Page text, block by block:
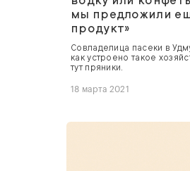
мы предложили
продукт»
Совладелица пасеки в
как устроено такое
тут пряники.
18 марта 2021